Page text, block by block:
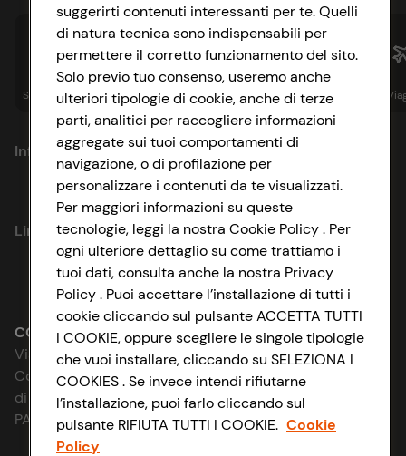
Spesa online Assicurazioni Sapori& Istituzionale
Informazioni
Privacy Policy
Cookie Policy
Impostazioni Cookie
Accessibilità
D&I e Parità di Genere
Strategia Fiscale
Link utili
Lavora con noi
Le cooperative
News & Approfondimenti
Richiami prodotto
CONAD SOCIETÀ COOPERATIVA
Via Michelino, 59 | 40127 BOLOGNA
Codice Fiscale e Registro Imprese
di Bologna 00865960157
PARTITA IVA 03320960374
suggerirti contenuti interessanti per te. Quelli
di natura tecnica sono indispensabili per
permettere il corretto funzionamento del sito.
Solo previo tuo consenso, useremo anche
ulteriori tipologie di cookie, anche di terze
parti, analitici per raccogliere informazioni
aggregate sui tuoi comportamenti di
navigazione, o di profilazione per
personalizzare i contenuti da te visualizzati.
Per maggiori informazioni su queste
tecnologie, leggi la nostra Cookie Policy . Per
ogni ulteriore dettaglio su come trattiamo i
tuoi dati, consulta anche la nostra Privacy
Policy . Puoi accettare l’installazione di tutti i
cookie cliccando sul pulsante ACCETTA TUTTI
I COOKIE, oppure scegliere le singole tipologie
che vuoi installare, cliccando su SELEZIONA I
COOKIES . Se invece intendi rifiutarne
l’installazione, puoi farlo cliccando sul
pulsante RIFIUTA TUTTI I COOKIE. Cookie
Policy